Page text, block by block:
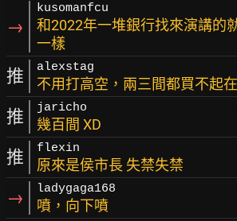
→
kusomanfcu
和2022年一堆銀行找來演講的
一樣
推 alexstag
不用打高空，兩三間都買不起
推 jaricho
幾百間 XD
推 flexin
原來是侯市長 失禁失禁
→ ladygaga168
噴，向下噴